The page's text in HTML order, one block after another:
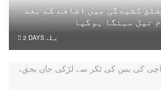
کشیدگی میں اضافے کے بعد
تیل مہنگا ہوگیا
2 DAYS پہلے